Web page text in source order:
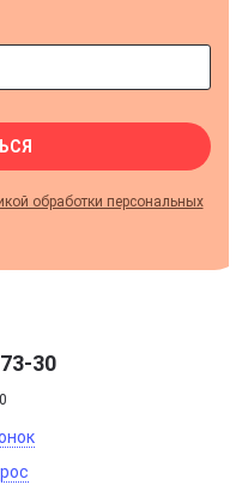
обработки персональных
30